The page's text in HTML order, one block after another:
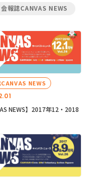
会報誌CANVAS NEWS
NEWS
NEWS】2017年12・2018